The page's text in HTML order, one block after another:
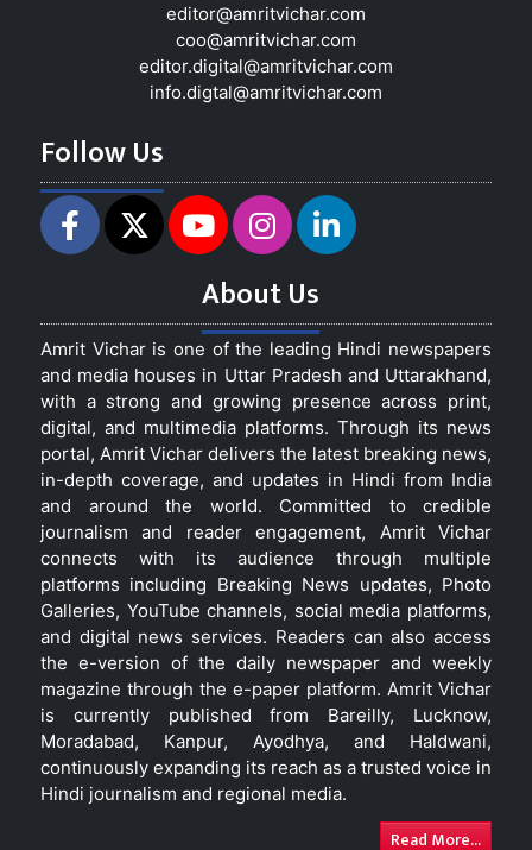
editor@amritvichar.com
coo@amritvichar.com
editor.digital@amritvichar.com
info.digtal@amritvichar.com
Follow Us
About Us
Amrit Vichar is one of the leading Hindi newspapers
and media houses in Uttar Pradesh and Uttarakhand,
with a strong and growing presence across print,
digital, and multimedia platforms. Through its news
portal, Amrit Vichar delivers the latest breaking news,
in-depth coverage, and updates in Hindi from India
and around the world. Committed to credible
journalism and reader engagement, Amrit Vichar
connects with its audience through multiple
platforms including Breaking News updates, Photo
Galleries, YouTube channels, social media platforms,
and digital news services. Readers can also access
the e-version of the daily newspaper and weekly
magazine through the e-paper platform. Amrit Vichar
is currently published from Bareilly, Lucknow,
Moradabad, Kanpur, Ayodhya, and Haldwani,
continuously expanding its reach as a trusted voice in
Hindi journalism and regional media.
Read More...